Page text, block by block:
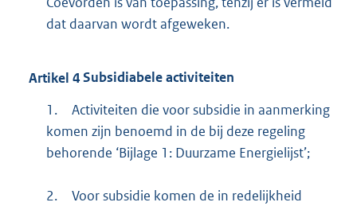
dat daarvan wordt afgeweken.
Artikel 4Subsidiabele activiteiten
1.
Activiteiten die voor subsidie in aanmerking
komen zijn benoemd in de bij deze regeling
behorende ‘Bijlage 1: Duurzame Energielijst’;
2.
Voor subsidie komen de in redelijkheid